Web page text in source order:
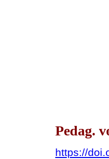
Pedag.
https://